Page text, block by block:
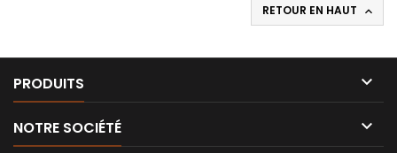
RETOUR EN HAUT 
PRODUITS 
NOTRE SOCIÉTÉ 